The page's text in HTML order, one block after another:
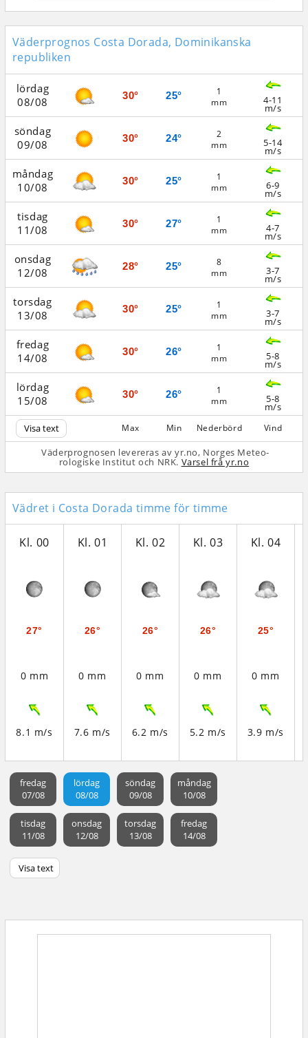
Väderprognos Costa Dorada, Dominikanska
republiken
lördag
08/08
söndag
09/08
måndag
10/08
tisdag
11/08
onsdag
12/08
torsdag
13/08
fredag
14/08
lördag
15/08
Visa text
30°
30°
30°
30°
28°
30°
30°
30°
Max
25°
24°
25°
27°
25°
25°
26°
26°
Min
1
mm
2
mm
1
mm
1
mm
8
mm
1
mm
1
mm
1
mm
Nederbörd
4-11
m/s
5-14
m/s
6-9
m/s
4-7
m/s
3-7
m/s
3-7
m/s
5-8
m/s
5-8
m/s
Vind
Väderprognosen levereras av yr.no, Norges Meteo­
rologiske Institut och NRK. Varsel frå yr.no
Vädret i Costa Dorada timme för timme
fredag
07/08
lördag
08/08
Kl. 00
27°
0 mm
8.1 m/s
Kl. 01
26°
0 mm
7.6 m/s
Kl. 02
26°
0 mm
6.2 m/s
Kl. 03
26°
0 mm
5.2 m/s
Kl. 04
25°
0 mm
3.9 m/s
söndag
09/08
måndag
10/08
tisdag
11/08
onsdag
12/08
torsdag
13/08
fredag
14/08
Visa text